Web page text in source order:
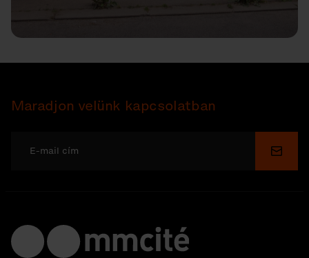
Maradjon velünk kapcsolatban